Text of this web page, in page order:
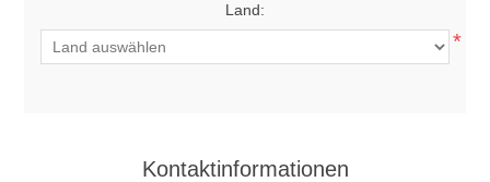
Land:
*
Kontaktinformationen